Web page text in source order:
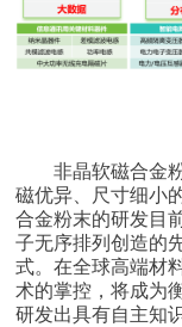
非晶软磁合金
磁优异、尺寸细小
合金粉末的研发目
子无序排列创造的
式。在全球高端材
术的掌控，将成为
研发出具有自主知